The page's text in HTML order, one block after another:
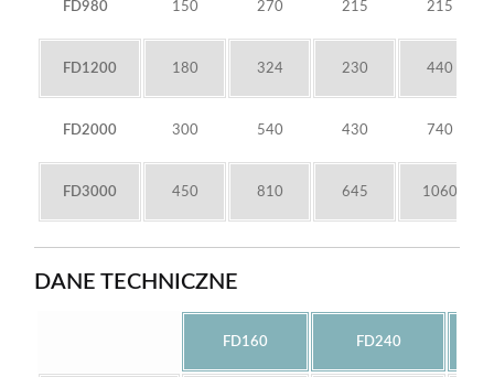
FD980 150 270 215 215
FD1200 180 324 230 440
FD2000 300 540 430 740
FD3000 450 810 645 1060
DANE TECHNICZNE
FD160 FD240